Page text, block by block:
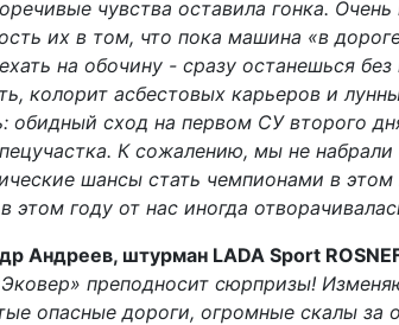
чувства оставила гонка.
их в том, что пока машина «в
на обочину - сразу останешься
колорит асбестовых карьеров и
обидный сход на первом СУ второго
К сожалению, мы не
шансы стать чемпионами в этом
этом году от нас иногда
Андреев, штурман LADA Sport
преподносит сюрпризы!
опасные дороги, огромные скалы за